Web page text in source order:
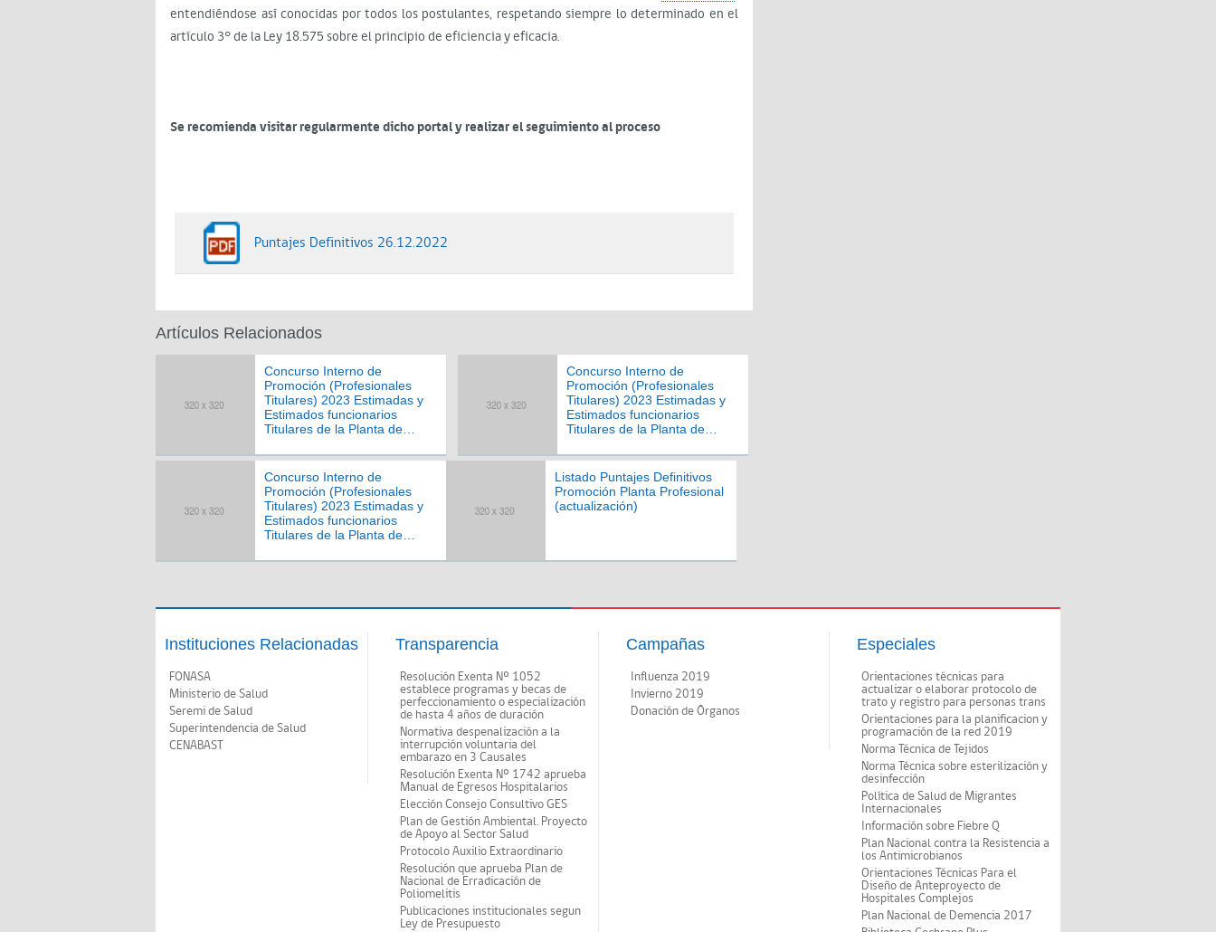
entendiéndose así conocidas por todos los postulantes, respetando siempre lo determinado en el
artículo 3° de la Ley 18.575 sobre el principio de eficiencia y eficacia.
Se recomienda visitar regularmente dicho portal y realizar el seguimiento al proceso
Puntajes Definitivos 26.12.2022
Artículos Relacionados
Concurso Interno de
Promoción (Profesionales
Titulares) 2023 Estimadas y
Estimados funcionarios
Titulares de la Planta de
Salud Viña del Mar Quillota:
Concurso Interno de
Promoción (Profesionales
Titulares) 2023 Estimadas y
Estimados funcionarios
Titulares de la Planta de
Salud Viña del Mar Quillota:
Concurso Interno de
Promoción (Profesionales
Titulares) 2023 Estimadas y
Estimados funcionarios
Titulares de la Planta de
Salud Viña del Mar Quillota:
Listado Puntajes Definitivos
Promoción Planta Profesional
(actualización)
Instituciones Relacionadas
FONASA
Ministerio de Salud
Seremi de Salud
Superintendencia de Salud
CENABAST
Transparencia
Resolución Exenta Nº 1052
establece programas y becas de
perfeccionamiento o especialización
de hasta 4 años de duración
Normativa despenalización a la
interrupción voluntaria del
embarazo en 3 Causales
Resolución Exenta Nº 1742 aprueba
Manual de Egresos Hospitalarios
Elección Consejo Consultivo GES
Plan de Gestión Ambiental. Proyecto
de Apoyo al Sector Salud
Protocolo Auxilio Extraordinario
Resolución que aprueba Plan de
Nacional de Erradicación de
Poliomelitis
Publicaciones institucionales segun
Ley de Presupuesto
Campañas
Influenza 2019
Invierno 2019
Donación de Órganos
Especiales
Orientaciones técnicas para
actualizar o elaborar protocolo de
trato y registro para personas trans
Orientaciones para la planificacion y
programación de la red 2019
Norma Técnica de Tejidos
Norma Técnica sobre esterilización y
desinfección
Política de Salud de Migrantes
Internacionales
Información sobre Fiebre Q
Plan Nacional contra la Resistencia a
los Antimicrobianos
Orientaciones Técnicas Para el
Diseño de Anteproyecto de
Hospitales Complejos
Plan Nacional de Demencia 2017